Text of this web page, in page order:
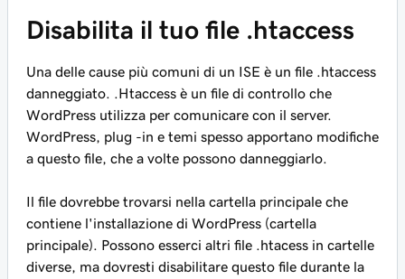
Disabilita il tuo file .htaccess
Una delle cause più comuni di un ISE è un file .htaccess
danneggiato. .Htaccess è un file di controllo che
WordPress utilizza per comunicare con il server.
WordPress, plug -in e temi spesso apportano modifiche
a questo file, che a volte possono danneggiarlo.
Il file dovrebbe trovarsi nella cartella principale che
contiene l'installazione di WordPress (cartella
principale). Possono esserci altri file .htacess in cartelle
diverse, ma dovresti disabilitare questo file durante la